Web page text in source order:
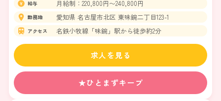
給与 月給制：220,800円〜240,800円
勤務地 愛知県 名古屋市北区 東味鋺二丁目123-1
アクセス 名鉄小牧線「味鋺」駅から徒歩約2分
★ひとまずキープ
求人を見る